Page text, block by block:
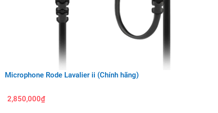
Microphone Rode Lavalier ii (Chính hãng)
2,850,000₫